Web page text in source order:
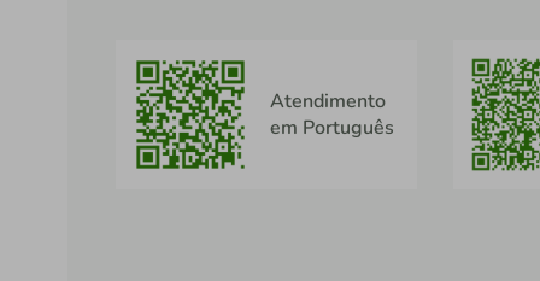
Atendimento
em Português